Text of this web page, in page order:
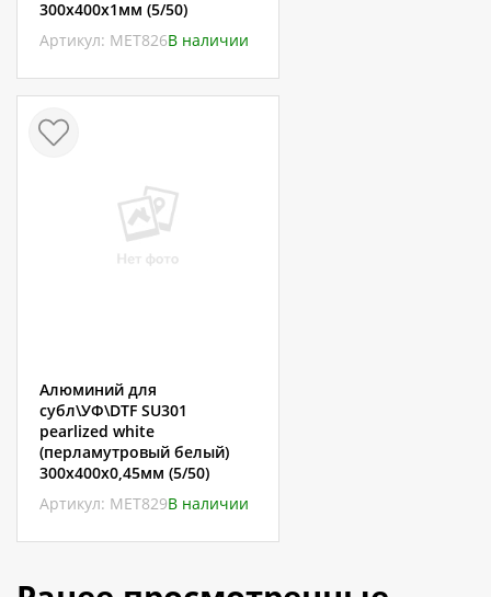
300х400х1мм (5/50)
Артикул: МЕТ826В наличии
Алюминий для
субл\УФ\DTF SU301
pearlized white
(перламутровый белый)
300х400х0,45мм (5/50)
Артикул: МЕТ829В наличии